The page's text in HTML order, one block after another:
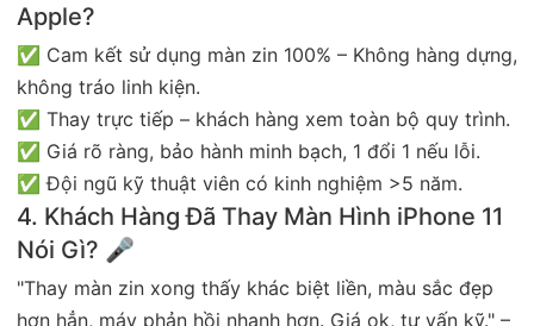
Apple?
✅ Cam kết sử dụng màn zin 100% – Không hàng dựng,
không tráo linh kiện.
✅ Thay trực tiếp – khách hàng xem toàn bộ quy trình.
✅ Giá rõ ràng, bảo hành minh bạch, 1 đổi 1 nếu lỗi.
✅ Đội ngũ kỹ thuật viên có kinh nghiệm >5 năm.
4. Khách Hàng Đã Thay Màn Hình iPhone 11
Nói Gì? 🎤
"Thay màn zin xong thấy khác biệt liền, màu sắc đẹp
hơn hẳn, máy phản hồi nhanh hơn. Giá ok, tư vấn kỹ." –